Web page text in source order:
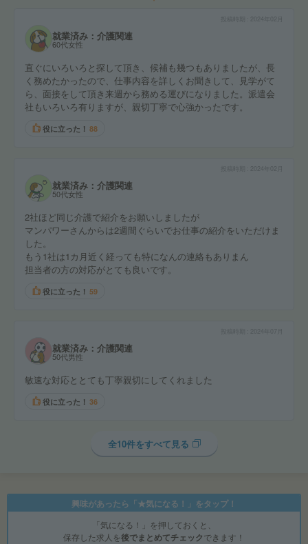
2024年02月
就業済み：介護関連
60代女性
直ぐにいろいろと探して頂き、候補も幾つもありましたが、長
く務めたかったので、仕事内容を詳しくお聞きして、見学がて
ら、面接をして頂き来週から務める運びになりました。派遣会
社もいろいろ有りますが、親切丁寧で心強かったです。
役に立った！ 88
2024年02月
就業済み：介護関連
50代女性
2社ほど同じ介護で紹介をお願いしましたが
マンパワーさんからは2週間ぐらいでお仕事の紹介をいただけま
した。
もう1社は1カ月近く経っても特になんの連絡もありまん
担当者の方の対応がとても良いです。
役に立った！ 59
2024年07月
就業済み：介護関連
50代男性
敏速な対応ととても丁寧親切にしてくれました
役に立った！ 36
全10件をすべて見る
興味があったら「★気になる！」をタップ！
「気になる！」を押しておくと、
保存した求人を後でまとめてチェックできます！